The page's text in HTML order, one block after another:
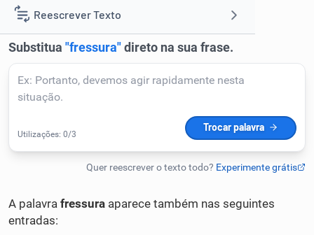
Reescrever Texto
Resumir Texto
Corrigir Texto
Detector de IA
Humanizador de IA
A palavra fressura aparece também nas seguintes
entradas: